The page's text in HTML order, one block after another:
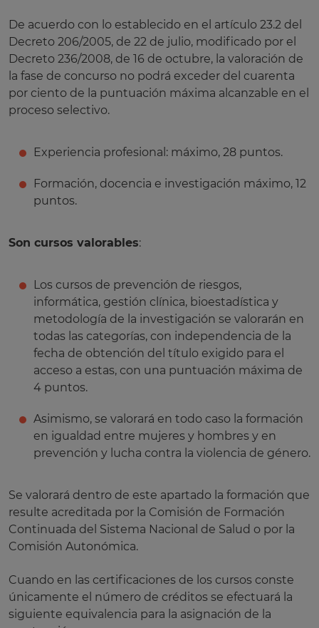
De acuerdo con lo establecido en el artículo 23.2 del
Decreto 206/2005, de 22 de julio, modificado por el
Decreto 236/2008, de 16 de octubre, la valoración de
la fase de concurso no podrá exceder del cuarenta
por ciento de la puntuación máxima alcanzable en el
proceso selectivo.
Experiencia profesional: máximo, 28 puntos.
Formación, docencia e investigación máximo, 12
puntos.
Son cursos valorables:
Los cursos de prevención de riesgos,
informática, gestión clínica, bioestadística y
metodología de la investigación se valorarán en
todas las categorías, con independencia de la
fecha de obtención del título exigido para el
acceso a estas, con una puntuación máxima de
4 puntos.
Asimismo, se valorará en todo caso la formación
en igualdad entre mujeres y hombres y en
prevención y lucha contra la violencia de género.
Se valorará dentro de este apartado la formación que
resulte acreditada por la Comisión de Formación
Continuada del Sistema Nacional de Salud o por la
Comisión Autonómica.
Cuando en las certificaciones de los cursos conste
únicamente el número de créditos se efectuará la
siguiente equivalencia para la asignación de la